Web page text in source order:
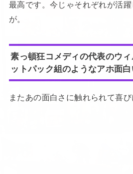
最高です。今じゃそれぞれが活
が。
素っ頓狂コメディの代表のウ
ットパック組のようなアホ面
またあの面白さに触れられて喜び